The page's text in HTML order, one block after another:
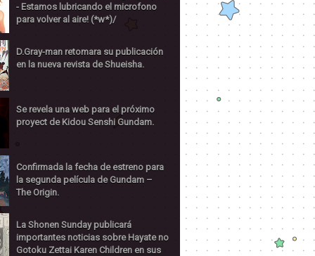
- Estamos lubricando el microfono
para volver al aire! (*w*)/
D.Gray-man retomara su publicación
en la nueva revista de Shueisha.
Se revela una web para el próximo
proyect de Kidou Senshi Gundam.
Confirmada la fecha de estreno para
la segunda película de Gundam –
The Origin.
La Shonen Sunday publicará
importantes noticias sobre Hayate no
Gotoku Zettai Karen Children en sus